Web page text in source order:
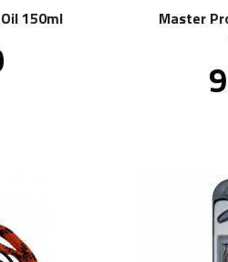
150ml
Master